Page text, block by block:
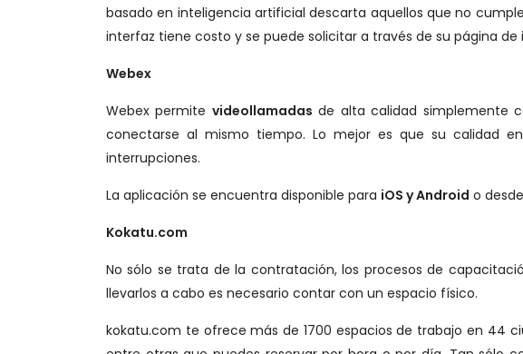
basado en inteligencia artificial descarta aquellos que no
interfaz tiene costo y se puede solicitar a través de su página de
Webex
Webex permite videollamadas de alta calidad simplemente
conectarse al mismo tiempo. Lo mejor es que su calidad
interrupciones.
La aplicación se encuentra disponible para iOS y Android o
Kokatu.com
No sólo se trata de la contratación, los procesos de
llevarlos a cabo es necesario contar con un espacio físico.
kokatu.com te ofrece más de 1700 espacios de trabajo en 44